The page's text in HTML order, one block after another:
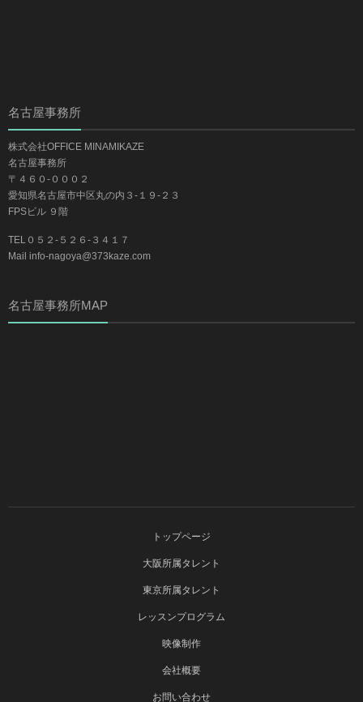
名古屋事務所
株式会社OFFICE MINAMIKAZE
名古屋事務所
〒４６０-０００２
愛知県名古屋市中区丸の内３-１９-２３
FPSビル ９階
TEL０５２-５２６-３４１７
Mail info-nagoya@373kaze.com
名古屋事務所MAP
トップページ
大阪所属タレント
東京所属タレント
レッスンプログラム
映像制作
会社概要
お問い合わせ